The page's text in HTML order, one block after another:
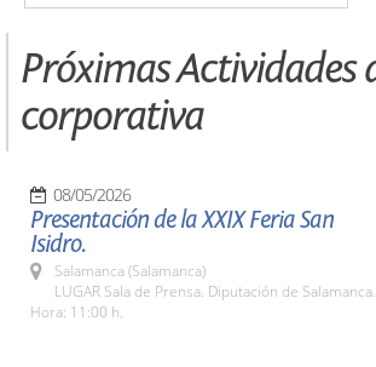
Próximas Actividades
corporativa
08/05/2026
Presentación de la XXIX Feria San
Isidro.
Salamanca (Salamanca)
LUGAR Sala de Prensa. Diputación de Salamanca.
Hora: 11:00 h.